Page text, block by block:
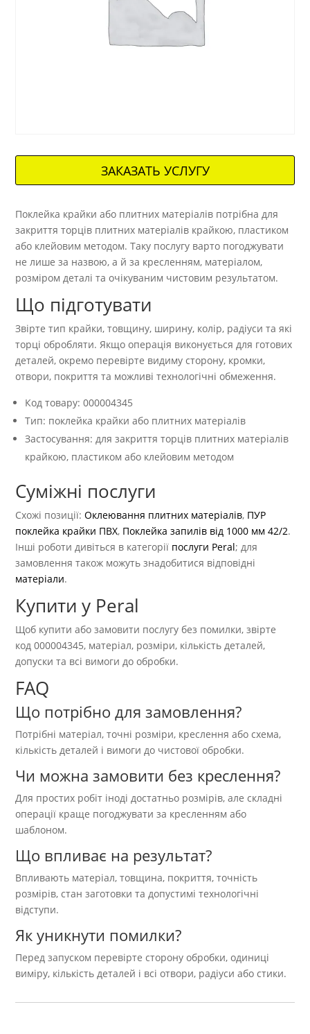
ЗАКАЗАТЬ УСЛУГУ
Поклейка крайки або плитних матеріалів потрібна для
закриття торців плитних матеріалів крайкою, пластиком
або клейовим методом. Таку послугу варто погоджувати
не лише за назвою, а й за кресленням, матеріалом,
розміром деталі та очікуваним чистовим результатом.
Що підготувати
Звірте тип крайки, товщину, ширину, колір, радіуси та які
торці обробляти. Якщо операція виконується для готових
деталей, окремо перевірте видиму сторону, кромки,
отвори, покриття та можливі технологічні обмеження.
Код товару: 000004345
Тип: поклейка крайки або плитних матеріалів
Застосування: для закриття торців плитних матеріалів
крайкою, пластиком або клейовим методом
Суміжні послуги
Схожі позиції:Оклеювання плитних матеріалів, ПУР
поклейка крайки ПВХ, Поклейка запилів від 1000 мм 42/2.
Інші роботи дивіться в категорії послуги Peral; для
замовлення також можуть знадобитися відповідні
матеріали.
Купити у Peral
Щоб купити або замовити послугу без помилки, звірте
код 000004345, матеріал, розміри, кількість деталей,
допуски та всі вимоги до обробки.
FAQ
Що потрібно для замовлення?
Потрібні матеріал, точні розміри, креслення або схема,
кількість деталей і вимоги до чистової обробки.
Чи можна замовити без креслення?
Для простих робіт іноді достатньо розмірів, але складні
операції краще погоджувати за кресленням або
шаблоном.
Що впливає на результат?
Впливають матеріал, товщина, покриття, точність
розмірів, стан заготовки та допустимі технологічні
відступи.
Як уникнути помилки?
Перед запуском перевірте сторону обробки, одиниці
виміру, кількість деталей і всі отвори, радіуси або стики.